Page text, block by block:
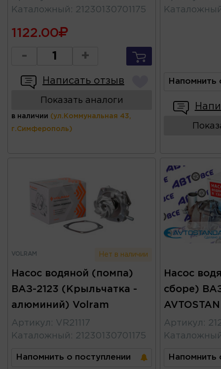
Напомнить
VOLRAM Нет в наличии
Насос водяной (помпа)
ВАЗ-2123 (Крыльчатка -
алюминий) Volram
Артикул : VR21117
Каталожный : 21230130701175
Напомнить о поступлении
Насос
сборе)
Артикул :
Напомнить
Каталожный : 21230130701175
1122.00
- +
Написать отзыв
Показать аналоги
в наличии (ул.Коммунальная 43,
г.Симферополь)